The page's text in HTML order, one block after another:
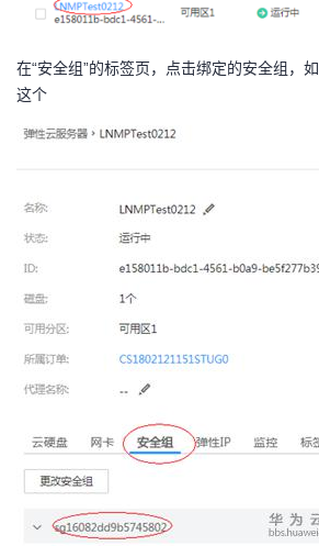
在“安全组”的标签页，点击绑定的安全组，
这个